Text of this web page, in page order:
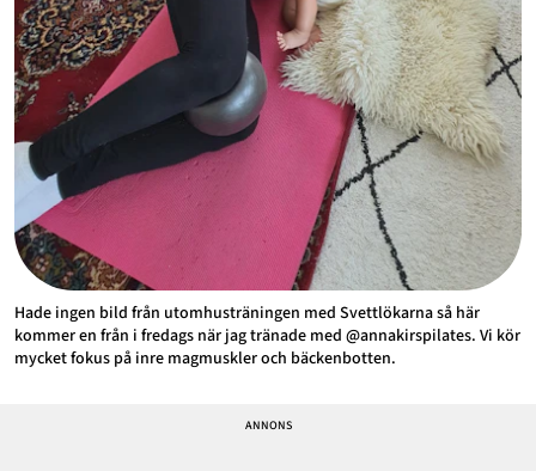
Hade ingen bild från utomhusträningen med Svettlökarna så här
kommer en från i fredags när jag tränade med @annakirspilates. Vi kör
mycket fokus på inre magmuskler och bäckenbotten.